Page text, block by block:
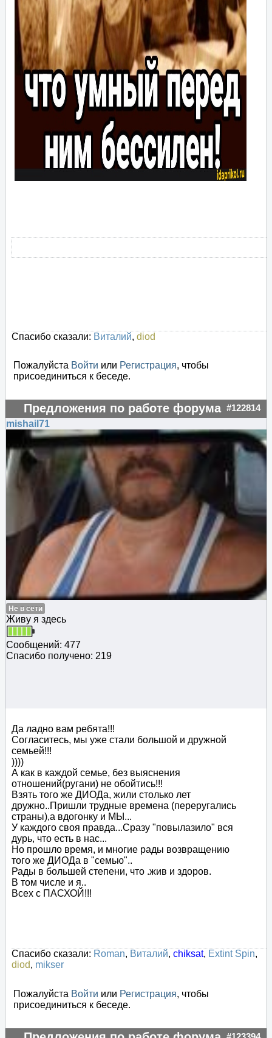
Спасибо сказали: Виталий, diod
Пожалуйста Войти или Регистрация, чтобы
присоединиться к беседе.
Предложения по работе форума #122814
mishail71
Не в сети
Живу я здесь
Сообщений: 477
Спасибо получено: 219
Да ладно вам ребята!!!
Согласитесь, мы уже стали большой и дружной
семьей!!!
))))
А как в каждой семье, без выяснения
отношений(ругани) не обойтись!!!
Взять того же ДИОДа, жили столько лет
дружно..Пришли трудные времена (переругались
страны),а вдогонку и МЫ...
У каждого своя правда...Сразу "повылазило" вся
дурь, что есть в нас...
Но прошло время, и многие рады возвращению
того же ДИОДа в "семью"..
Рады в большей степени, что .жив и здоров.
В том числе и я..
Всех с ПАСХОЙ!!!
Спасибо сказали: Roman, Виталий, chiksat, Extint Spin,
diod, mikser
Пожалуйста Войти или Регистрация, чтобы
присоединиться к беседе.